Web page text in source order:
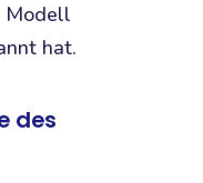
Modell
hat.
des